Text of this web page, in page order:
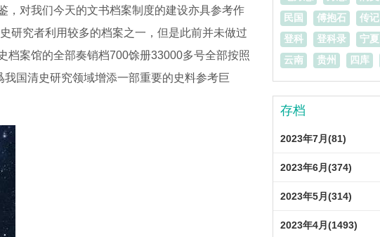
，对我们今天的文书档案制度的建设亦具参考作
研究者利用较多的档案之一，但是此前并未做过
档案馆的全部奏销档700馀册33000多号全部按照
国清史研究领域增添一部重要的史料参考巨
民国
傅抱石 传记
登科
登科录 宁夏
云南
贵州 四库
存档
2023年7月(81)
2023年6月(374)
2023年5月(314)
2023年4月(1493)